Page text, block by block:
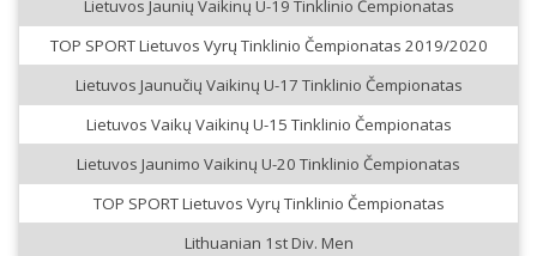
Lietuvos Jaunių Vaikinų U-19 Tinklinio Čempionatas
TOP SPORT Lietuvos Vyrų Tinklinio Čempionatas 2019/2020
Lietuvos Jaunučių Vaikinų U-17 Tinklinio Čempionatas
Lietuvos Vaikų Vaikinų U-15 Tinklinio Čempionatas
Lietuvos Jaunimo Vaikinų U-20 Tinklinio Čempionatas
TOP SPORT Lietuvos Vyrų Tinklinio Čempionatas
Lithuanian 1st Div. Men